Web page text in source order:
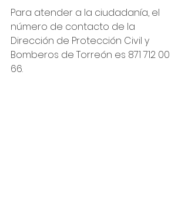
Para atender a la ciudadanía, el
número de contacto de la
Dirección de Protección Civil y
Bomberos de Torreón es 871 712 00
66.